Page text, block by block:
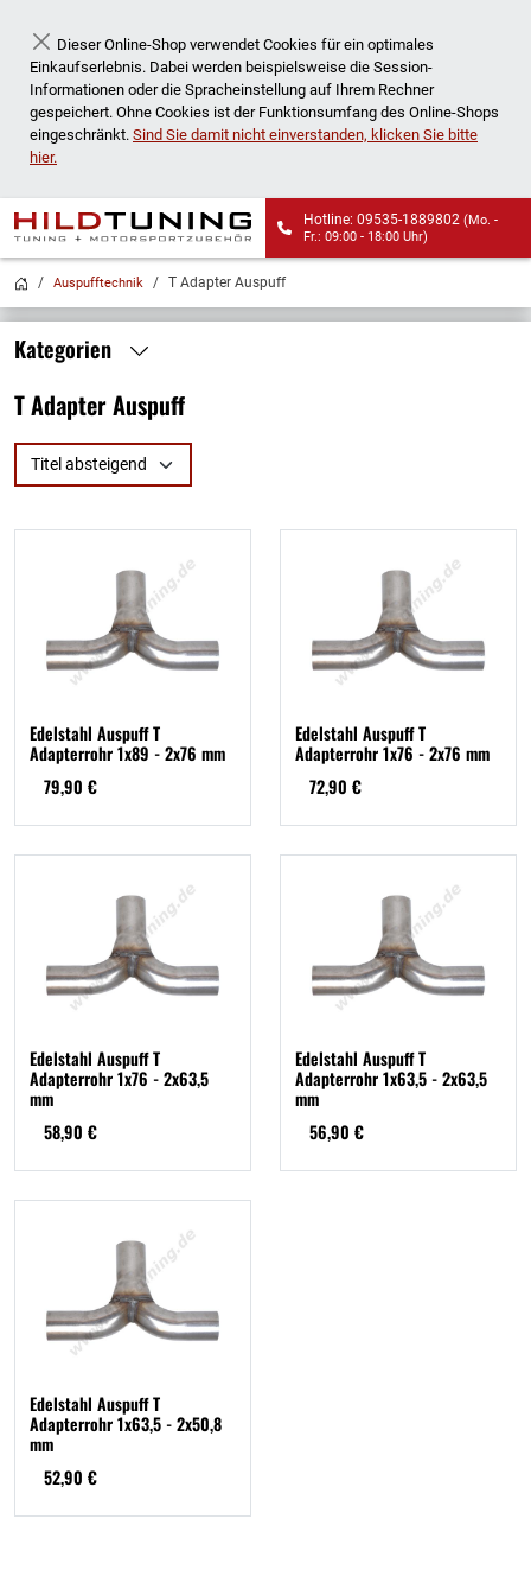
Schließen
Dieser Online-Shop verwendet Cookies für ein optimales
Einkaufserlebnis. Dabei werden beispielsweise die Session-
Informationen oder die Spracheinstellung auf Ihrem Rechner
gespeichert. Ohne Cookies ist der Funktionsumfang des Online-Shops
eingeschränkt. Sind Sie damit nicht einverstanden, klicken Sie bitte
hier.
Hotline: 09535-1889802(Mo. -
Fr.: 09:00 - 18:00 Uhr)
Auspufftechnik T Adapter Auspuff
Kategorien
T Adapter Auspuff
Titel absteigend
Edelstahl Auspuff T
Adapterrohr 1x89 - 2x76 mm
79,90 €
Edelstahl Auspuff T
Adapterrohr 1x76 - 2x76 mm
72,90 €
Edelstahl Auspuff T
Adapterrohr 1x76 - 2x63,5
mm
58,90 €
Edelstahl Auspuff T
Adapterrohr 1x63,5 - 2x63,5
mm
56,90 €
Edelstahl Auspuff T
Adapterrohr 1x63,5 - 2x50,8
mm
52,90 €